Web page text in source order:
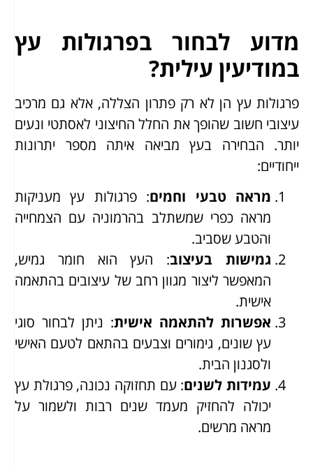
מדוע לבחור בפרגולות עץ
במודיעין עילית?
פרגולות עץ הן לא רק פתרון הצללה, אלא גם מרכיב
עיצובי חשוב שהופך את החלל החיצוני לאסתטי ונעים
יותר. הבחירה בעץ מביאה איתה מספר יתרונות
ייחודיים:
מראה טבעי וחמים: פרגולות עץ מעניקות
מראה כפרי שמשתלב בהרמוניה עם הצמחייה
והטבע שסביב.
גמישות בעיצוב: העץ הוא חומר גמיש,
המאפשר ליצור מגוון רחב של עיצובים בהתאמה
אישית.
אפשרות להתאמה אישית: ניתן לבחור סוגי
עץ שונים, גימורים וצבעים בהתאם לטעם האישי
ולסגנון הבית.
עמידות לשנים: עם תחזוקה נכונה, פרגולת עץ
יכולה להחזיק מעמד שנים רבות ולשמור על
מראה מרשים.